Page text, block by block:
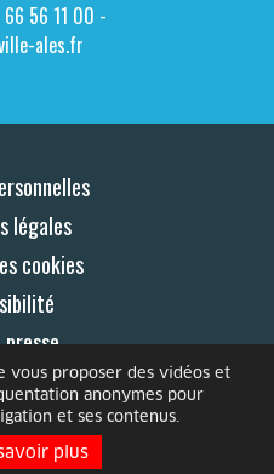
vous proposer des vidéos et
anonymes pour
et ses contenus.
plus
56 11 00 -
ales.fr
Mag
légales
cookies
presse